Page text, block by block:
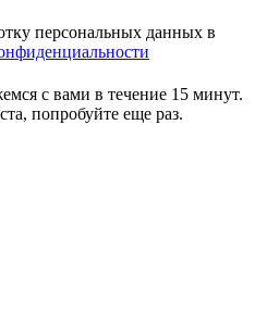
персональных данных в
с вами в течение 15 минут.
попробуйте еще раз.